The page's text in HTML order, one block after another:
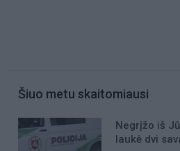
Šiuo metu skaitomiausi
Negrįžo iš
laukė dvi